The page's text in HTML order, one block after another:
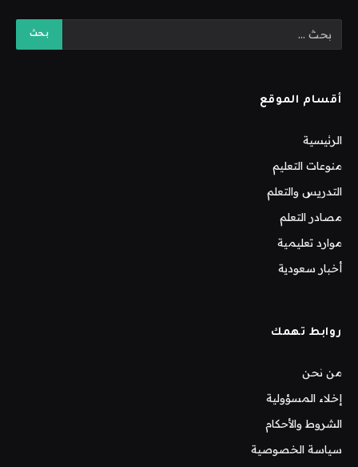
أقسام الموقع
الرئيسية
منوعات التعليم
التدريس والتعلم
مصادر التعلم
موارد تعليمية
أخبار سعودية
روابط تهمك
من نحن
إخلاء المسؤولية
الشروط والأحكام
سياسة الخصوصية